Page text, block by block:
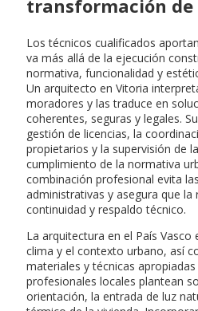
transformación de
Los técnicos cualificados
va más allá de la ejecución
normativa, funcionalidad y
Un arquitecto en Vitoria
moradores y las traduce en
coherentes, seguras y legales.
gestión de licencias, la
propietarios y la supervisión de
cumplimiento de la normativa
combinación profesional evita
administrativas y asegura que
continuidad y respaldo técnico.
La arquitectura en el País Vasco
clima y el contexto urbano, así
materiales y técnicas
profesionales locales plantean
orientación, la entrada de luz